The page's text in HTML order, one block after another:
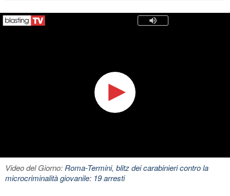
Video del Giorno:Roma-Termini, blitz dei carabinieri contro la
microcriminalità giovanile: 19 arresti